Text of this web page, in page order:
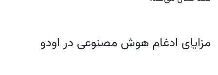
مزایای ادغام هوش مصنوعی در اودو